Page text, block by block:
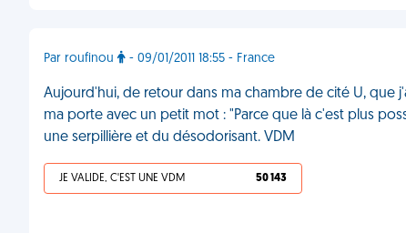
Par roufinou - 09/01/2011 18:55 - France
Aujourd'hui, de retour dans ma chambre de cité U, que
ma porte avec un petit mot : "Parce que là c'est plus
une serpillière et du désodorisant. VDM
JE VALIDE, C'EST UNE VDM 50 143